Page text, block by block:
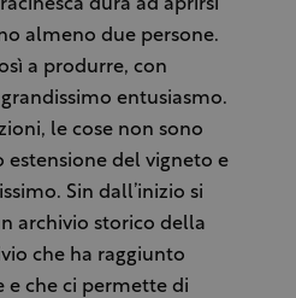
dura ad aprirsi
almeno due persone.
a produrre, con
entusiasmo.
le cose non sono
del vigneto e
Sin dall’inizio si
archivio storico della
che ha raggiunto
che ci permette di